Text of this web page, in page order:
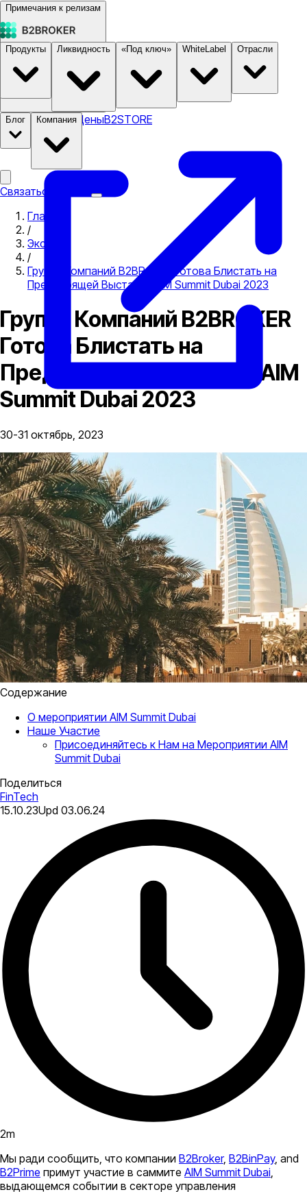
Примечания к релизам
Документация ЦеныB2STORE
Продукты Ликвидность «Под ключ» WhiteLabel Отрасли
Блог Компания
Связаться с нами
Главная
/
Экспо
/
Группа Компаний B2BROKER Готова Блистать на
Предстоящей Выставке AIM Summit Dubai 2023
Группа Компаний B2BROKER
Готова Блистать на
Предстоящей Выставке AIM
Summit Dubai 2023
30-31 октябрь, 2023
Содержание
О мероприятии AIM Summit Dubai
Наше Участие
Присоединяйтесь к Нам на Мероприятии AIM
Summit Dubai
Поделиться
FinTech
15.10.23Upd 03.06.24
2m
Мы ради сообщить, что компании B2Broker, B2BinPay, and
B2Prime примут участие в саммите AIM Summit Dubai
выдающемся событии в секторе управления